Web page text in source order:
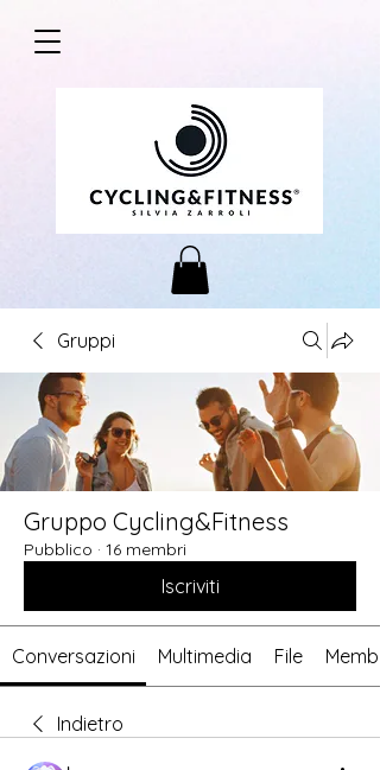
Gruppi
Gruppo Cycling&Fitness
Pubblico · 16 membri
Iscriviti
Conversazioni Multimedia File Membri
Indietro